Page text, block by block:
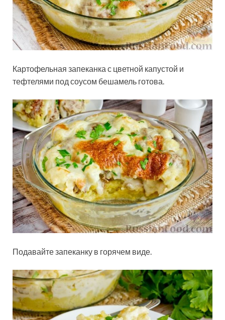
Картофельная запеканка с цветной капустой и
тефтелями под соусом бешамель готова.
Подавайте запеканку в горячем виде.